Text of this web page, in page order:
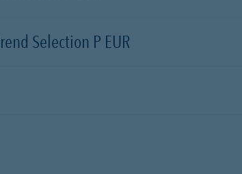
Selection P EUR